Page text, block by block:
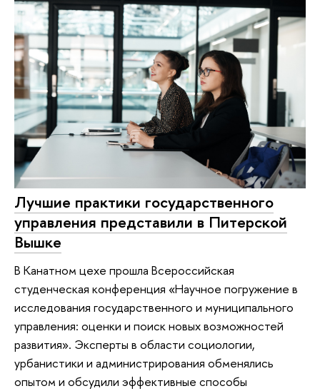
Лучшие практики государственного
управления представили в Питерской
Вышке
В Канатном цехе прошла Всероссийская
студенческая конференция «Научное погружение в
исследования государственного и муниципального
управления: оценки и поиск новых возможностей
развития». Эксперты в области социологии,
урбанистики и администрирования обменялись
опытом и обсудили эффективные способы